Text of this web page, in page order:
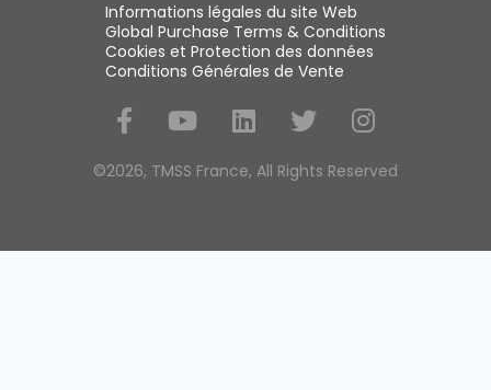
Informations légales du site Web
Global Purchase Terms & Conditions
Cookies et Protection des données
Conditions Générales de Vente
Social Media
©2026, TMSS France, All Rights Reserved